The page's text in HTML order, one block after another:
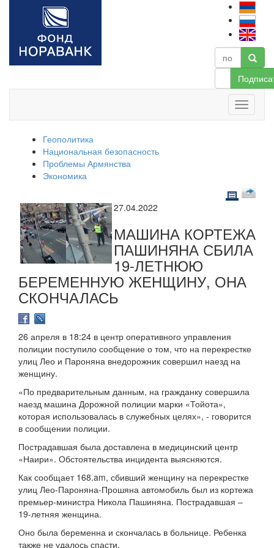
Геополитика
Национальная безопасность
Проблемы Армянства
Экономика
27.04.2022
МАШИНА КОРТЕЖА
ПАШИНЯНА СБИЛА
19-ЛЕТНЮЮ
БЕРЕМЕННУЮ ЖЕНЩИНУ, ОНА
СКОНЧАЛАСЬ
26 апреля в 18:24 в центр оперативного управления
полиции поступило сообщение о том, что на перекрестке
улиц Лео и Пароняна внедорожник совершил наезд на
женщину.
«По предварительным данным, на гражданку совершила
наезд машина Дорожной полиции марки «Тойота»,
которая использовалась в служебных целях», - говорится
в сообщении полиции.
Пострадавшая была доставлена в медицинский центр
«Наири». Обстоятельства инцидента выясняются.
Как сообщает 168.am, сбивший женщину на перекрестке
улиц Лео-Пароняна-Прошяна автомобиль был из кортежа
премьер-министра Никола Пашиняна. Пострадавшая –
19-летняя женщина.
Оно была беременна и скончалась в больнице. Ребенка
также не удалось спасти.